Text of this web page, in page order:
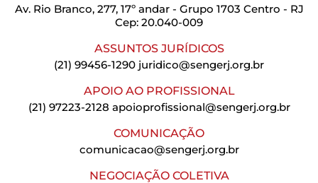
Av. Rio Branco, 277, 17º andar - Grupo 1703 Centro - RJ
Cep: 20.040-009
ASSUNTOS JURÍDICOS
(21) 99456-1290 juridico@sengerj.org.br
APOIO AO PROFISSIONAL
(21) 97223-2128 apoioprofissional@sengerj.org.br
COMUNICAÇÃO
comunicacao@sengerj.org.br
NEGOCIAÇÃO COLETIVA